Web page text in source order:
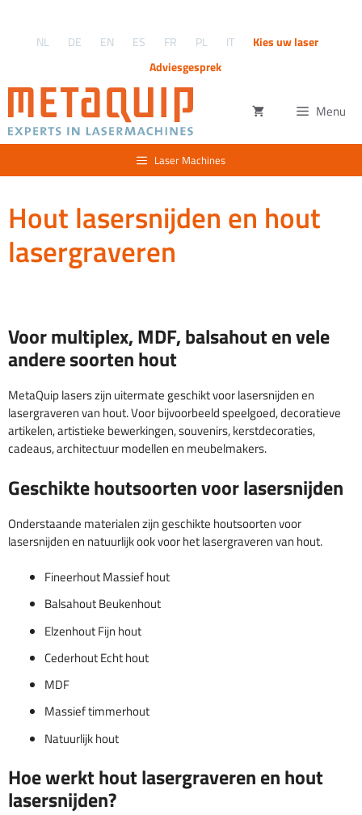
NL DE EN ES FR PL IT
Kies uw laser
Adviesgesprek
Menu
Laser Machines
Hout lasersnijden en hout
lasergraveren
Voor multiplex, MDF, balsahout en vele
andere soorten hout
MetaQuip lasers zijn uitermate geschikt voor lasersnijden en
lasergraveren van hout. Voor bijvoorbeeld speelgoed, decoratieve
artikelen, artistieke bewerkingen, souvenirs, kerstdecoraties,
cadeaus, architectuur modellen en meubelmakers.
Geschikte houtsoorten voor lasersnijden
Onderstaande materialen zijn geschikte houtsoorten voor
lasersnijden en natuurlijk ook voor het lasergraveren van hout.
Fineerhout Massief hout
Balsahout Beukenhout
Elzenhout Fijn hout
Cederhout Echt hout
MDF
Massief timmerhout
Natuurlijk hout
Hoe werkt hout lasergraveren en hout
lasersnijden?